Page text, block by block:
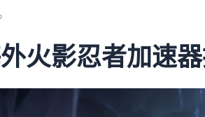
火影忍者加速